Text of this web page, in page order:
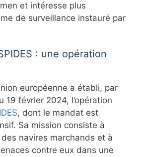
et intéresse plus
de surveillance instauré par
: une opération
européenne a établi, par
19 février 2024, l’opération
, dont le mandat est
Sa mission consiste à
des navires marchands et à
contre eux dans une